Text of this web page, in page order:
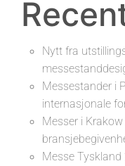
Nytt fra
Messestander i
internasjonale
Messer i
Messe